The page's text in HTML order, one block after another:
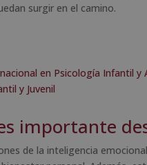
surgir en el camino.
en Psicología Infantil
y Juvenil
importante
de la inteligencia